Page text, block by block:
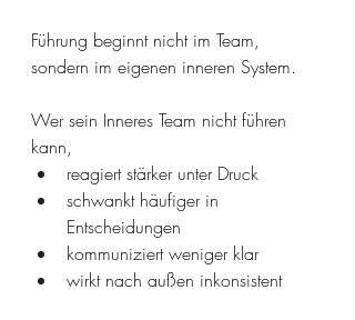
Führung beginnt nicht im Team,
sondern im eigenen inneren System.
Wer sein Inneres Team nicht führen
kann,
reagiert stärker unter Druck
schwankt häufiger in
Entscheidungen
kommuniziert weniger klar
wirkt nach außen inkonsistent